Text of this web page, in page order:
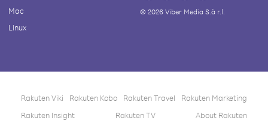
Mac
Linux
© 2026Viber Media S.à r.l.
Rakuten Viki Rakuten Kobo Rakuten Travel
Rakuten Marketing
Rakuten Insight
Rakuten TV About Rakuten